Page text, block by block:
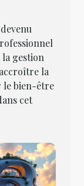
gestion
la
le bien-être
cet